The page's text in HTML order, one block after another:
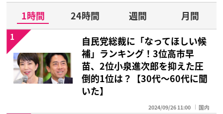
1時間 24時間 週間
月間
自民党総裁に「なってほしい候
補」ランキング！3位高市早
苗、2位小泉進次郎を抑えた圧
倒的1位は？【30代〜60代に聞
いた】
2024/09/26 11:00 国内
1